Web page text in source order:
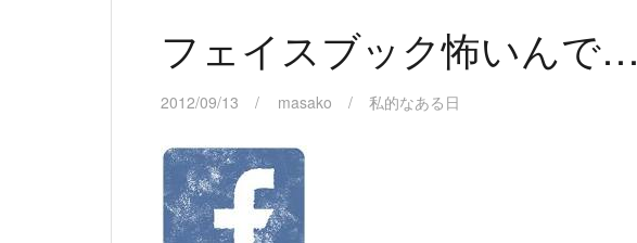
フェイスブック怖いんで…
2012/09/13 masako 私的なある日